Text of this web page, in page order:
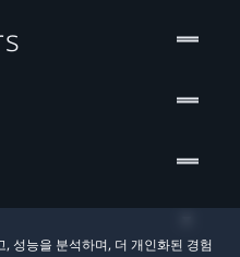
성능을 분석하며, 더 개인화된 경험